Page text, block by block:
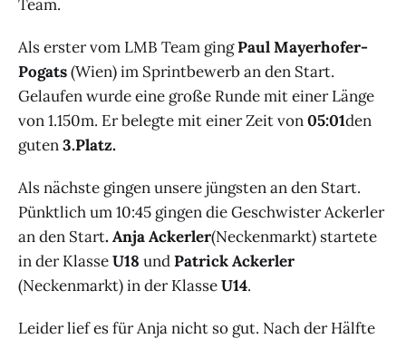
Team.
Als erster vom LMB Team gingPaul Mayerhofer-
Pogats(Wien) im Sprintbewerb an den Start.
Gelaufen wurde eine große Runde mit einer Länge
von 1.150m. Er belegte mit einer Zeit von05:01den
guten3.Platz.
Als nächste gingen unsere jüngsten an den Start.
Pünktlich um 10:45 gingen die Geschwister Ackerler
an den Start. Anja Ackerler(Neckenmarkt) startete
in der KlasseU18 undPatrick Ackerler
(Neckenmarkt) in der KlasseU14.
Leider lief es für Anja nicht so gut. Nach der Hälfte